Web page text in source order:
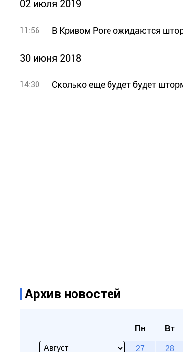
02 июля 2019
11:56 В Кривом Роге ожидаются
30 июня 2018
14:30 Сколько еще будет будет
Архив новостей
Пн Вт
27 28